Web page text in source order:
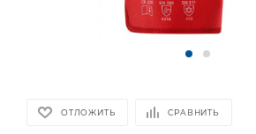
ОТЛОЖИТЬ СРАВНИТЬ